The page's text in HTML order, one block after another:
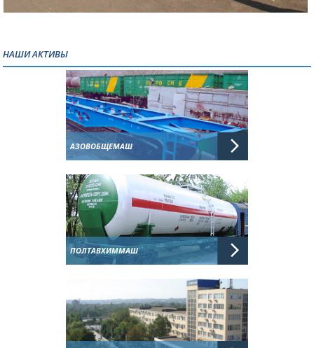
НАШИ АКТИВЫ
АЗОВОБЩЕМАШ
ПОЛТАВХИММАШ